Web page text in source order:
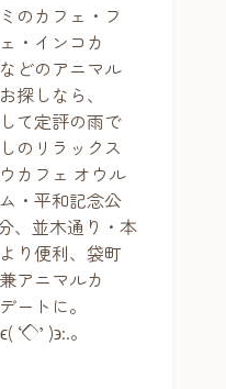
のカフェ・フ
・インコカ
どのアニマル
探しなら、
て定評の雨で
のリラックス
カフェ オウル
・平和記念公
、並木通り・本
り便利、袋町
アニマルカ
ートに。
‘◇’ )϶:.。